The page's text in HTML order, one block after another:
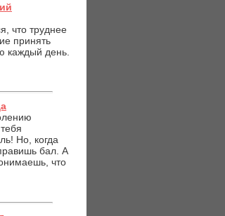
что труднее
принять
каждый день.
Но, когда
бал. А
что